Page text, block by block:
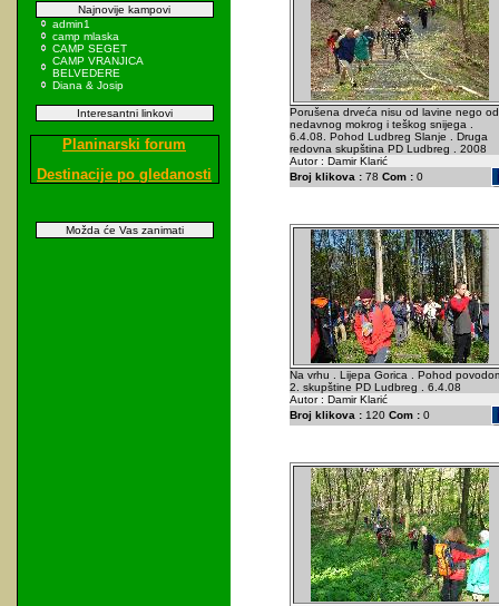
Najnovije kampovi
admin1
camp mlaska
CAMP SEGET
CAMP VRANJICA
BELVEDERE
Diana & Josip
Interesantni linkovi
Planinarski forum
Destinacije po gledanosti
Možda će Vas zanimati
Porušena drveća nisu od lavine nego od
nedavnog mokrog i teškog snijega .
6.4.08. Pohod Ludbreg Slanje . Druga
redovna skupština PD Ludbreg . 2008
Autor : Damir Klarić
Broj klikova :78 Com :0
Na vrhu . Lijepa Gorica . Pohod
2. skupštine PD Ludbreg . 6.4.08
Autor : Damir Klarić
Broj klikova :120 Com :0